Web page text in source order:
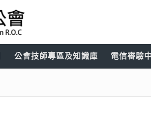
公會技師專區及知識庫 電信審驗